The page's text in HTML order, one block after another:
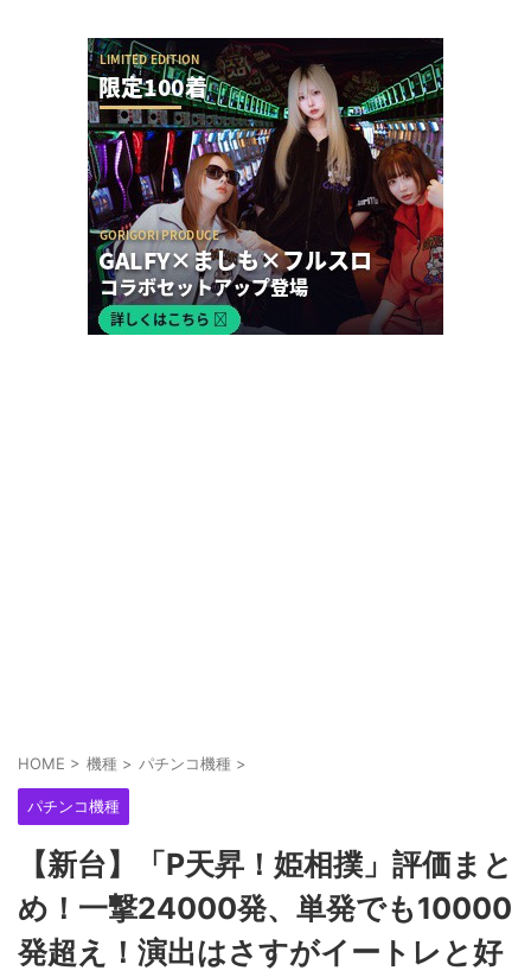
ユニバが「次回」という意味深画像をアップ！バ
ジリスクシリーズくるか？
HOME > 機種 > パチンコ機種 >
パチンコ機種
【新台】「P天昇！姫相撲」評価まと
め！一撃24000発、単発でも10000
発超え！演出はさすがイートレと好